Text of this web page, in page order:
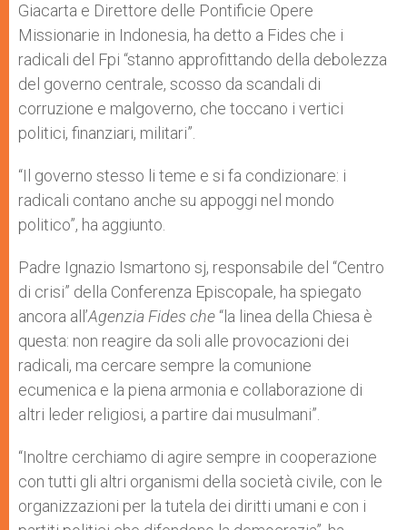
Giacarta e Direttore delle Pontificie Opere
Missionarie in Indonesia, ha detto a Fides che i
radicali del Fpi “stanno approfittando della debolezza
del governo centrale, scosso da scandali di
corruzione e malgoverno, che toccano i vertici
politici, finanziari, militari”.
“Il governo stesso li teme e si fa condizionare: i
radicali contano anche su appoggi nel mondo
politico”, ha aggiunto.
Padre Ignazio Ismartono sj, responsabile del “Centro
di crisi” della Conferenza Episcopale, ha spiegato
ancora all’Agenzia Fides che “la linea della Chiesa è
questa: non reagire da soli alle provocazioni dei
radicali, ma cercare sempre la comunione
ecumenica e la piena armonia e collaborazione di
altri leder religiosi, a partire dai musulmani”.
“Inoltre cerchiamo di agire sempre in cooperazione
con tutti gli altri organismi della società civile, con le
organizzazioni per la tutela dei diritti umani e con i